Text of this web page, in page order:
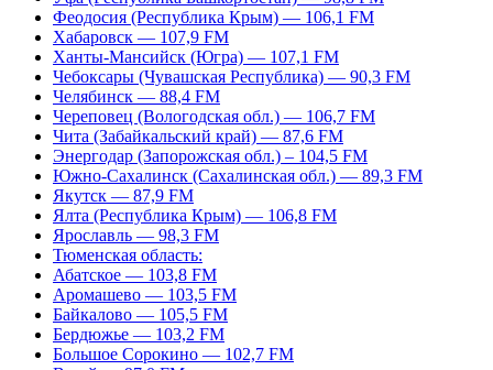
Феодосия (Республика Крым) — 106,1 FM
Хабаровск — 107,9 FM
Ханты-Мансийск (Югра) — 107,1 FM
Чебоксары (Чувашская Республика) — 90,3 FM
Челябинск — 88,4 FM
Череповец (Вологодская обл.) — 106,7 FM
Чита (Забайкальский край) — 87,6 FM
Энергодар (Запорожская обл.) – 104,5 FM
Южно-Сахалинск (Сахалинская обл.) — 89,3 FM
Якутск — 87,9 FM
Ялта (Республика Крым) — 106,8 FM
Ярославль — 98,3 FM
Тюменская область:
Абатское — 103,8 FM
Аромашево — 103,5 FM
Байкалово — 105,5 FM
Бердюжье — 103,2 FM
Большое Сорокино — 102,7 FM